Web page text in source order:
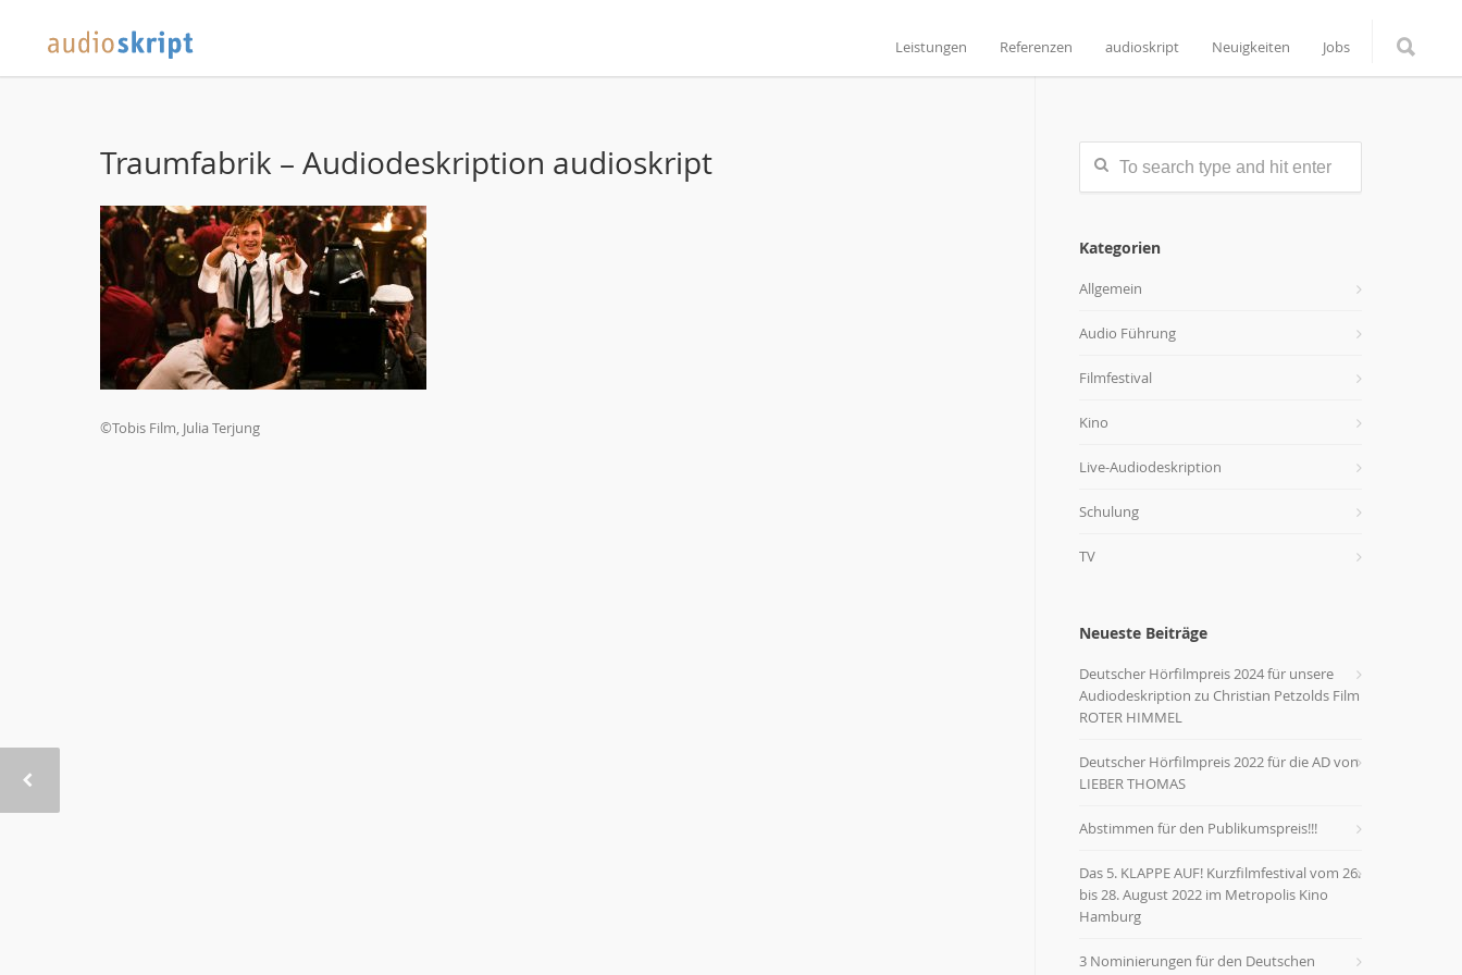
Leistungen Referenzen audioskript Neuigkeiten Jobs
Traumfabrik – Audiodeskription audioskript
©Tobis Film, Julia Terjung
Kategorien
Allgemein
Audio Führung
Filmfestival
Kino
Live-Audiodeskription
Schulung
TV
Neueste Beiträge
Deutscher Hörfilmpreis 2024 für unsere
Audiodeskription zu Christian Petzolds Film
ROTER HIMMEL
Deutscher Hörfilmpreis 2022 für die AD von
LIEBER THOMAS
Abstimmen für den Publikumspreis!!!
Das 5. KLAPPE AUF! Kurzfilmfestival vom 26.
bis 28. August 2022 im Metropolis Kino
Hamburg
3 Nominierungen für den Deutschen